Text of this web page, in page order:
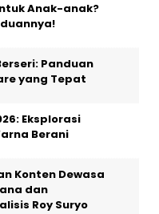
Anak-anak?
Panduan
yang Tepat
Eksplorasi
Berani
Konten Dewasa
dan
Roy Suryo